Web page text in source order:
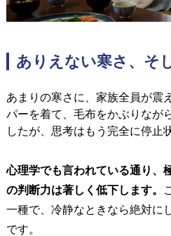
ありえない寒さ、そ
あまりの寒さに、家族全員が震
パーを着て、毛布をかぶりなが
したが、 思考はもう完全に停止
心理学でも言われている通り、
の判断力は著しく低下します。
一種で、冷静なときなら絶対に
です。